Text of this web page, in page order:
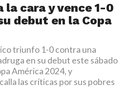
la cara y vence 1-0
debut en la Copa
triunfo 1-0 contra una
en su debut este sábado
América 2024, y
las críticas por sus pobres